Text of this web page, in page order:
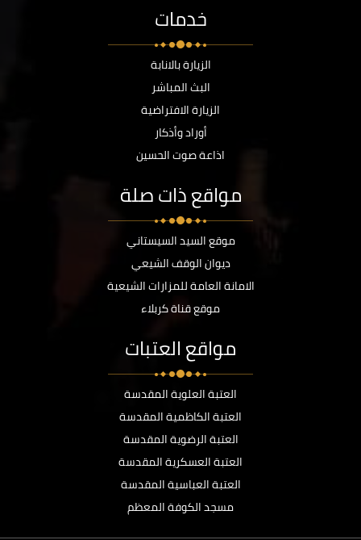
خدمات
الزيارة بالانابة
البث المباشر
الزيارة الافتراضية
أوراد وأذكار
اذاعة صوت الحسين
مواقع ذات صلة
موقع السيد السيستاني
ديوان الوقف الشيعي
الامانة العامة للمزارات الشيعية
موقع قناة كربلاء
مواقع العتبات
العتبة العلوية المقدسة
العتبة الكاظمية المقدسة
العتبة الرضوية المقدسة
العتبة العسكرية المقدسة
العتبة العباسية المقدسة
مسجد الكوفة المعظم